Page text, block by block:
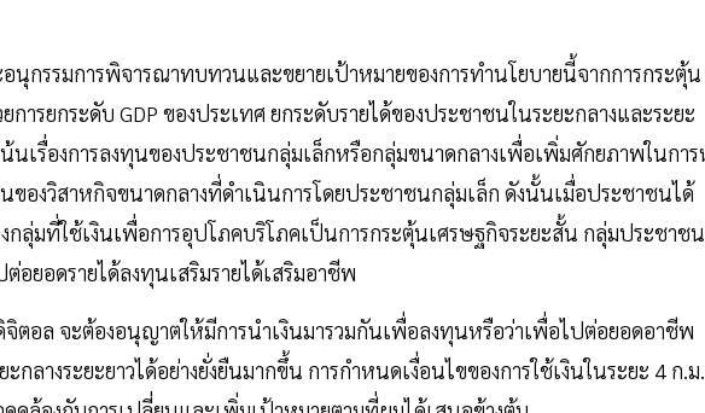
กรรมการพิจารณาทบทวนและขยายเป้าหมายของการทำนโยบายนี้จากการกระตุ้น
การยกระดับ GDP ของประเทศ ยกระดับรายได้ของประชาชนในระยะกลางและระยะ
นเรื่องการลงทุนของประชาชนกลุ่มเล็กหรือกลุ่มขนาดกลางเพื่อเพิ่มศักยภาพในการ
ของวิสาหกิจขนาดกลางที่ดำเนินการโดยประชาชนกลุ่มเล็ก ดังนั้นเมื่อประชาชนได้
กลุ่มที่ใช้เงินเพื่อการอุปโภคบริโภคเป็นการกระตุ้นเศรษฐกิจระยะสั้น กลุ่มประชาชน
อยอดรายได้ลงทุนเสริมรายได้เสริมอาชีพ
จิตอล จะต้องอนุญาตให้มีการนำเงินมารวมกันเพื่อลงทุนหรือว่าเพื่อไปต่อยอดอาชีพ
ลางระยะยาวได้อย่างยั่งยืนมากขึ้น การกำหนดเงื่อนไขของการใช้เงินในระยะ 4 ก.ม.